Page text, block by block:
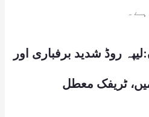
روڈ شدید برفباری اور
ٹریفک معطل